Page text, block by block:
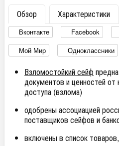
Обзор Характеристики
Вконтакте Facebook
Мой Мир
Одноклассники
Взломостойкий сейф
документов и ценностей от
доступа (взлома)
одобрены ассоциацией
поставщиков сейфов и
включены в список